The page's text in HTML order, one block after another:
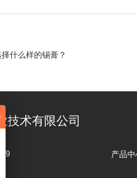
什么样的锡膏？
技术有限公司
产品